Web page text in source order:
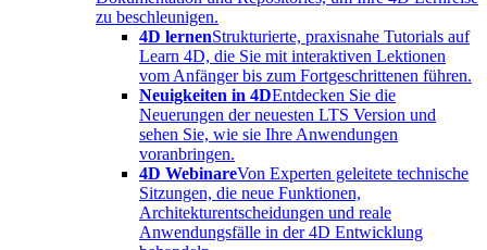
zu beschleunigen.
4D lernenStrukturierte, praxisnahe Tutorials auf
Learn 4D, die Sie mit interaktiven Lektionen
vom Anfänger bis zum Fortgeschrittenen führen.
Neuigkeiten in 4DEntdecken Sie die
Neuerungen der neuesten LTS Version und
sehen Sie, wie sie Ihre Anwendungen
voranbringen.
4D WebinareVon Experten geleitete technische
Sitzungen, die neue Funktionen,
Architekturentscheidungen und reale
Anwendungsfälle in der 4D Entwicklung